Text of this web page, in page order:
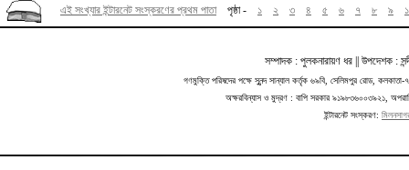
সম্পাদক : পুলকনারায়ণ ধর || উপদেশক :
গণমুক্তি পরিষদের পক্ষে সুনন্দ সান্যাল কর্তৃক ৬৯বি, সেলিমপুর রোড,
অক্ষরবিন্যাস ও মুদ্রণ : বাপি সরকার ৯১৯৮৩৬০০৩৯২১,
ইন্টারনেট সংস্করণ: